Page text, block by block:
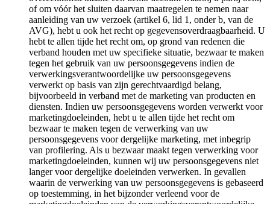
of om vóór het sluiten daarvan maatregelen te nemen naar
aanleiding van uw verzoek (artikel 6, lid 1, onder b, van de
AVG), hebt u ook het recht op gegevensoverdraagbaarheid. U
hebt te allen tijde het recht om, op grond van redenen die
verband houden met uw specifieke situatie, bezwaar te maken
tegen het gebruik van uw persoonsgegevens indien de
verwerkingsverantwoordelijke uw persoonsgegevens
verwerkt op basis van zijn gerechtvaardigd belang,
bijvoorbeeld in verband met de marketing van producten en
diensten. Indien uw persoonsgegevens worden verwerkt voor
marketingdoeleinden, hebt u te allen tijde het recht om
bezwaar te maken tegen de verwerking van uw
persoonsgegevens voor dergelijke marketing, met inbegrip
van profilering. Als u bezwaar maakt tegen verwerking voor
marketingdoeleinden, kunnen wij uw persoonsgegevens niet
langer voor dergelijke doeleinden verwerken. In gevallen
waarin de verwerking van uw persoonsgegevens is gebaseerd
op toestemming, in het bijzonder verleend voor de